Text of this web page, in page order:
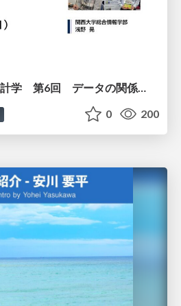
2026年度春学期 統計学 第6回 データの関係を知る（１）ー 相関関係 (2026. 5. 14)
0 200